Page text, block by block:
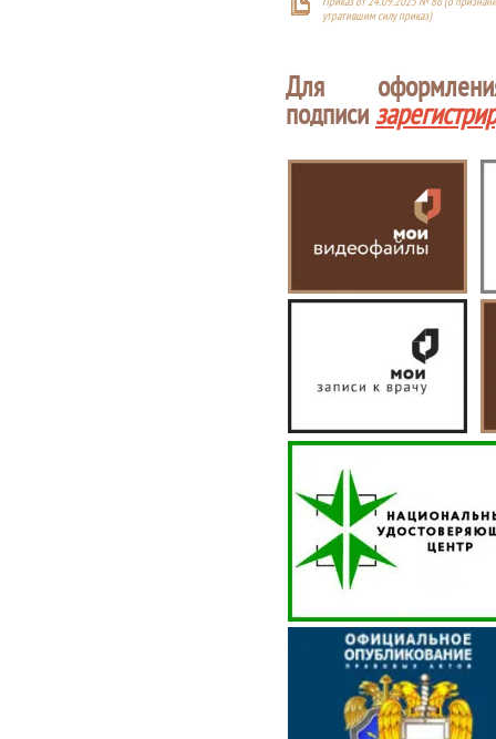
утратившим силу приказ)
Для
подписи